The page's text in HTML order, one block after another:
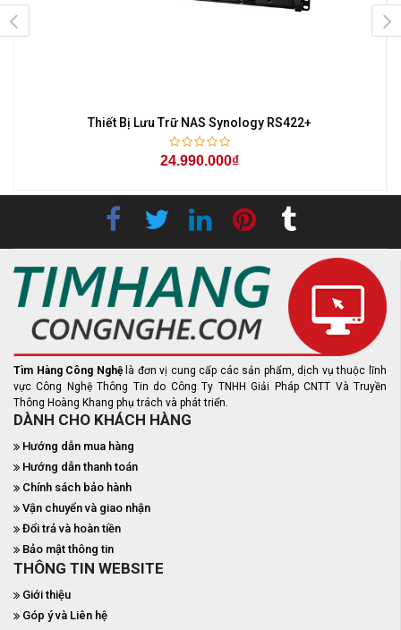
Thiết Bị Lưu Trữ NAS Synology RS422+
24.990.000₫
Tìm Hàng Công Nghệ là đơn vị cung cấp các sản phẩm, dịch vụ thuộc lĩnh
vực Công Nghệ Thông Tin do Công Ty TNHH Giải Pháp CNTT Và Truyền
Thông Hoàng Khang phụ trách và phát triển.
DÀNH CHO KHÁCH HÀNG
Hướng dẫn mua hàng
Hướng dẫn thanh toán
Chính sách bảo hành
Vận chuyển và giao nhận
Đổi trả và hoàn tiền
Bảo mật thông tin
THÔNG TIN WEBSITE
Giới thiệu
Góp ý và Liên hệ